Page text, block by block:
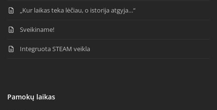
„Kur laikas teka lėčiau, o istorija atgyja…“
Sveikiname!
Integruota STEAM veikla
Pamokų laikas